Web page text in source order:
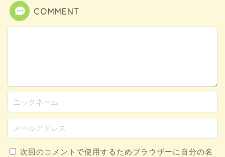
COMMENT
次回のコメントで使用するためブラウザーに自分の名